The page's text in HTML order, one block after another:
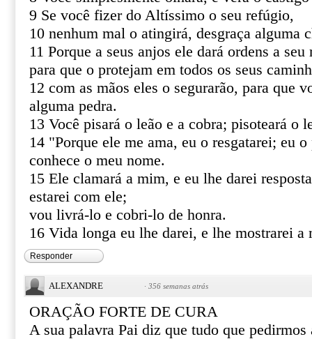
9 Se você fizer do Altíssimo o seu refúgio,
10 nenhum mal o atingirá, desgraça alguma
11 Porque a seus anjos ele dará ordens a seu
para que o protejam em todos os seus
12 com as mãos eles o segurarão, para que
alguma pedra.
13 Você pisará o leão e a cobra; pisoteará o
14 "Porque ele me ama, eu o resgatarei; eu
conhece o meu nome.
15 Ele clamará a mim, e eu lhe darei
estarei com ele;
vou livrá-lo e cobri-lo de honra.
16 Vida longa eu lhe darei, e lhe mostrarei a
Responder
ALEXANDRE · 356 semanas atrás
ORAÇÃO FORTE DE CURA
A sua palavra Pai diz que tudo que pedirmos